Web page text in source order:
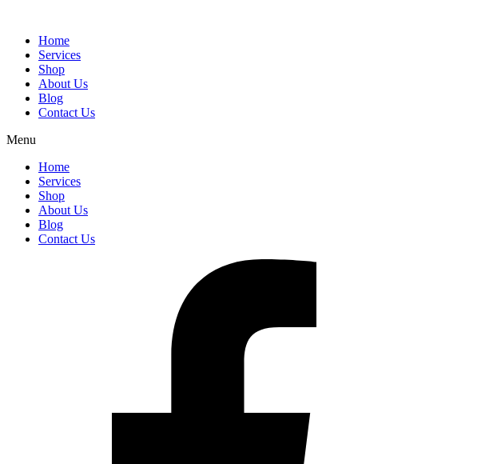
Home
Services
Shop
About Us
Blog
Contact Us
Menu
Home
Services
Shop
About Us
Blog
Contact Us